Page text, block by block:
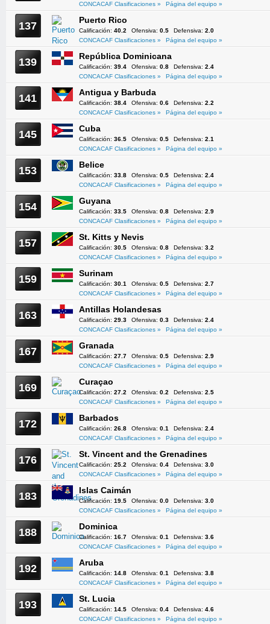
CONCACAF Clasificaciones »
Página del equipo »
137 Puerto Rico
Calificación: 40.2 Ofensiva: 0.5 Defensiva: 2.0
CONCACAF Clasificaciones »
Página del equipo »
139 República Dominicana
Calificación: 39.4 Ofensiva: 0.8 Defensiva: 2.4
CONCACAF Clasificaciones »
Página del equipo »
141 Antigua y Barbuda
Calificación: 38.4 Ofensiva: 0.6 Defensiva: 2.2
CONCACAF Clasificaciones »
Página del equipo »
145 Cuba
Calificación: 36.5 Ofensiva: 0.5 Defensiva: 2.1
CONCACAF Clasificaciones »
Página del equipo »
153 Belice
Calificación: 33.8 Ofensiva: 0.5 Defensiva: 2.4
CONCACAF Clasificaciones »
Página del equipo »
154 Guyana
Calificación: 33.5 Ofensiva: 0.8 Defensiva: 2.9
CONCACAF Clasificaciones »
Página del equipo »
157 St. Kitts y Nevis
Calificación: 30.5 Ofensiva: 0.8 Defensiva: 3.2
CONCACAF Clasificaciones »
Página del equipo »
159 Surinam
Calificación: 30.1 Ofensiva: 0.5 Defensiva: 2.7
CONCACAF Clasificaciones »
Página del equipo »
163 Antillas Holandesas
Calificación: 29.3 Ofensiva: 0.3 Defensiva: 2.4
CONCACAF Clasificaciones »
Página del equipo »
167 Granada
Calificación: 27.7 Ofensiva: 0.5 Defensiva: 2.9
CONCACAF Clasificaciones »
Página del equipo »
169 Curaçao
Calificación: 27.2 Ofensiva: 0.2 Defensiva: 2.5
CONCACAF Clasificaciones »
Página del equipo »
172 Barbados
Calificación: 26.8 Ofensiva: 0.1 Defensiva: 2.4
CONCACAF Clasificaciones »
Página del equipo »
176 St. Vincent and the Grenadines
Calificación: 25.2 Ofensiva: 0.4 Defensiva: 3.0
CONCACAF Clasificaciones »
Página del equipo »
183 Islas Caimán
Calificación: 19.5 Ofensiva: 0.0 Defensiva: 3.0
CONCACAF Clasificaciones »
Página del equipo »
188 Dominica
Calificación: 16.7 Ofensiva: 0.1 Defensiva: 3.6
CONCACAF Clasificaciones »
Página del equipo »
192 Aruba
Calificación: 14.8 Ofensiva: 0.1 Defensiva: 3.8
CONCACAF Clasificaciones »
Página del equipo »
193 St. Lucia
Calificación: 14.5 Ofensiva: 0.4 Defensiva: 4.6
CONCACAF Clasificaciones »
Página del equipo »